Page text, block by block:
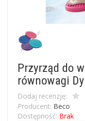
Przyrząd do
równowagi
Dodaj recenzję:
Producent: Beco
Dostępność: Brak